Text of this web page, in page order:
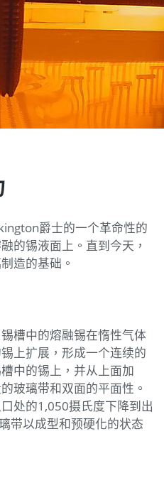
爵士的一个革命性的
的锡液面上。直到今天，
造的基础。
槽中的熔融锡在惰性气体
上扩展，形成一个连续的
中的锡上，并从上面加
玻璃带和双面的平面性。
处的1,050摄氏度下降到出
带以成型和预硬化的状态